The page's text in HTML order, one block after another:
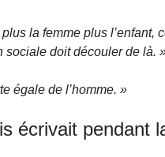
la femme plus
sociale doit découler de là.
égale de l’homme. »
écrivait pendant